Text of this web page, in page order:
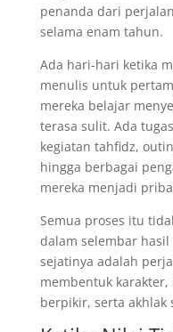
penanda dari
selama enam tahun.
Ada hari-hari ketika
menulis untuk
mereka belajar
terasa sulit. Ada
kegiatan tahfidz,
hingga berbagai
mereka menjadi
Semua proses itu
dalam selembar
sejatinya adalah
membentuk
berpikir, serta akhlak